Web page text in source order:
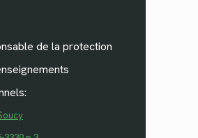
de la protection